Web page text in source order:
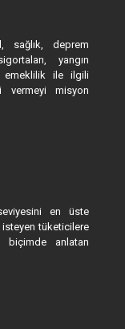
sağlık, deprem
yangın
emeklilik ile ilgili
vermeyi misyon
en üste
isteyen tüketicilere
biçimde anlatan